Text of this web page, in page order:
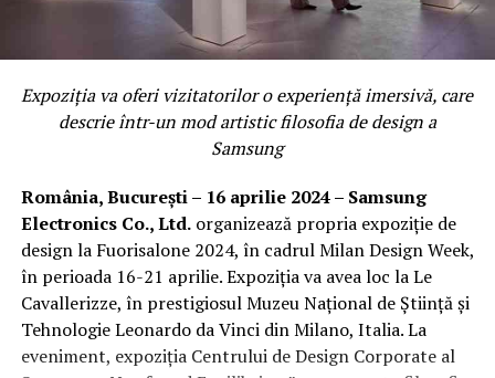
Expoziția va oferi vizitatorilor o experiență imersivă, care
descrie într-un mod artistic filosofia de design a
Samsung
România, București – 16 aprilie 2024 – Samsung
Electronics Co., Ltd.organizează propria expoziție de
design la Fuorisalone 2024, în cadrul Milan Design Week,
în perioada 16-21 aprilie. Expoziția va avea loc la Le
Cavallerizze, în prestigiosul Muzeu Național de Știință și
Tehnologie Leonardo da Vinci din Milano, Italia. La
eveniment, expoziția Centrului de Design Corporate al